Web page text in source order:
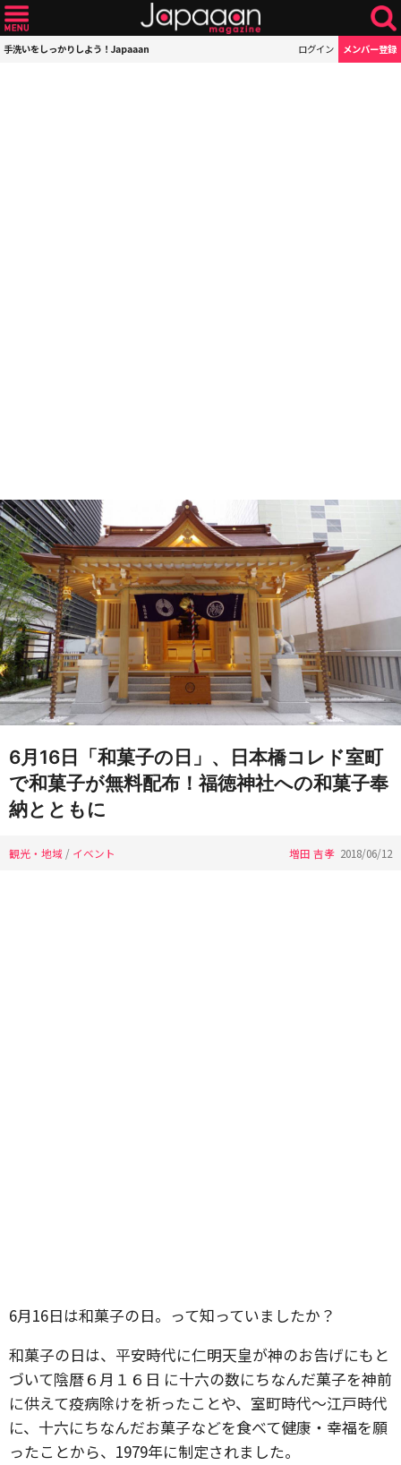
手洗いをしっかりしよう！Japaaan ログイン メンバー登録
6月16日「和菓子の日」、日本橋コレド室町
で和菓子が無料配布！福徳神社への和菓子奉
納とともに
観光・地域 / イベント 増田 吉孝 2018/06/12
6月16日は和菓子の日。って知っていましたか？
和菓子の日は、平安時代に仁明天皇が神のお告げにもと
づいて陰暦６月１６日 に十六の数にちなんだ菓子を神前
に供えて疫病除けを祈ったことや、室町時代～江戸時代
に、十六にちなんだお菓子などを食べて健康・幸福を願
ったことから、1979年に制定されました。